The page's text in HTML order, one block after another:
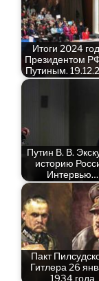
Итоги 2024
Президентом
Путиным.
Путин В. В.
историю
Интервью…
Пакт
Гитлера 26
1934 года